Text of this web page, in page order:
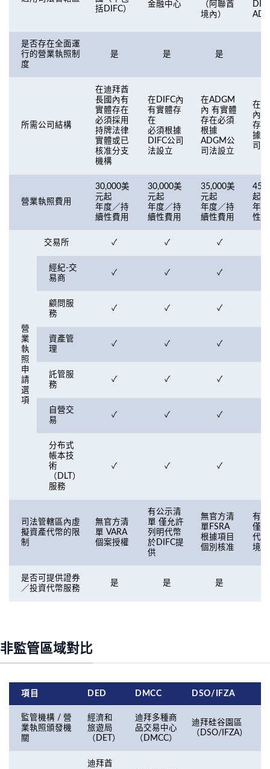
括DIFC）
金融中心
（阿聯酋
境內）
是否存在全面運
行的營業執照制
度
是 是 是
所需公司結構
在迪拜酋
長國內有
實體存在
必須採用
持牌法律
實體或已
核准分支
機構
在DIFC內
有實體存
在
必須根據
DIFC公司
法設立
在ADGM
內 有實體
存在必須
根據
ADGM公
司法設立
在
內
存
據
司
營業執照費用
30,000美
元起
年度／持
續性費用
30,000美
元起
年度／持
續性費用
35,000美
元起
年度／持
續性費用
起
年
性
營
業
執
照
申
請
選
項
交易所 ✓ ✓ ✓
經紀-交
易商
✓ ✓ ✓
顧問服
務
✓ ✓ ✓
資產管
理
✓ ✓ ✓
託管服
務
✓ ✓ ✓
自營交
易
✓ ✓ ✓
分布式
帳本技
術
（DLT）
服務
✓ ✓ ✓
司法管轄區內虛
擬資產代幣的限
制
無官方清
單 VARA
個案授權
有公示清
單 僅允許
列明代幣
於DIFC提
供
無官方清
單FSRA
根據項目
個別核准
有
僅
代
境
是否可提供證券
／投資代幣服務
是 是 是
非監管區域對比
項目 DED DMCC DSO/IFZA
監管機構 / 營
業執照頒發機
關
經濟和
旅遊局
（DET）
迪拜多種商
品交易中心
（DMCC）
迪拜硅谷園區
（DSO/IFZA）
迪拜酋